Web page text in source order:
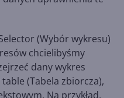
(Wybór wykresu)
chcielibyśmy
dany wykres
(Tabela zbiorcza),
Na przykład,